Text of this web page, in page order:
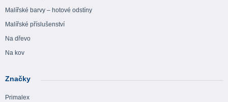
Malířské barvy – hotové odstíny
Malířské příslušenství
Na dřevo
Na kov
Značky
Primalex